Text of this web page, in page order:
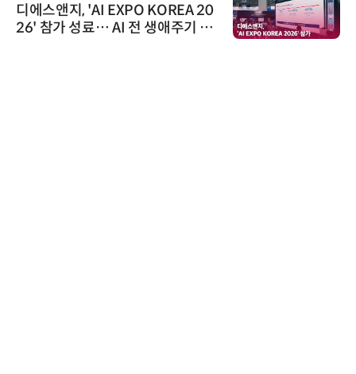
디에스앤지, 'AI EXPO KOREA 20
26' 참가 성료… AI 전 생애주기 아